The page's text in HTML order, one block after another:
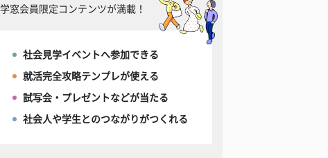
学窓会員限定コンテンツが満載！
社会見学イベントへ参加できる
就活完全攻略テンプレが使える
試写会・プレゼントなどが当たる
社会人や学生とのつながりがつくれる